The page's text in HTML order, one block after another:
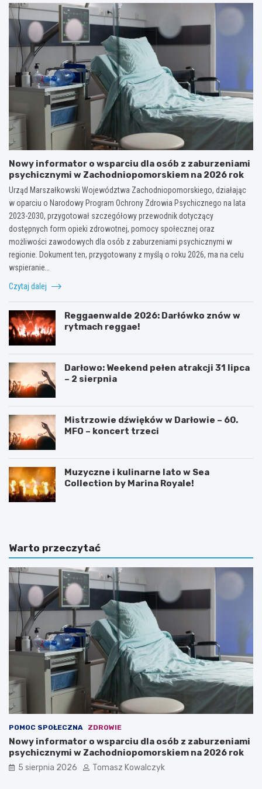
Nowy informator o wsparciu dla osób z zaburzeniami
psychicznymi w Zachodniopomorskiem na 2026 rok
Urząd Marszałkowski Województwa Zachodniopomorskiego, działając
w oparciu o Narodowy Program Ochrony Zdrowia Psychicznego na lata
2023-2030, przygotował szczegółowy przewodnik dotyczący
dostępnych form opieki zdrowotnej, pomocy społecznej oraz
możliwości zawodowych dla osób z zaburzeniami psychicznymi w
regionie. Dokument ten, przygotowany z myślą o roku 2026, ma na celu
wspieranie…
Czytaj dalej
Reggaenwalde 2026: Darłówko znów w
rytmach reggae!
Darłowo: Weekend pełen atrakcji 31 lipca
– 2 sierpnia
Mistrzowie dźwięków w Darłowie – 60.
MFO – koncert trzeci
Muzyczne i kulinarne lato w Sea
Collection by Marina Royale!
Warto przeczytać
POMOC SPOŁECZNA ZDROWIE
Nowy informator o wsparciu dla osób z zaburzeniami
psychicznymi w Zachodniopomorskiem na 2026 rok
5 sierpnia 2026 Tomasz Kowalczyk